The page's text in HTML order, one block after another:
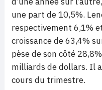
une part de 10,5%.
respectivement 6,1%
croissance de 63,4%
pèse de son côté
milliards de dollars. Il
cours du trimestre.